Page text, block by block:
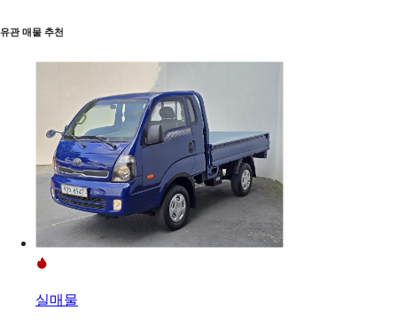
유관 매물 추천
실매물